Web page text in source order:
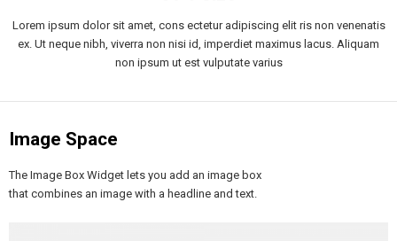
Lorem ipsum dolor sit amet, cons ectetur adipiscing elit ris non venenatis
ex. Ut neque nibh, viverra non nisi id, imperdiet maximus lacus. Aliquam
non ipsum ut est vulputate varius
Image Space​
The Image Box Widget lets you add an image box
that combines an image with a headline and text.